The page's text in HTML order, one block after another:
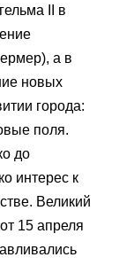
II в
а в
новых
города:
поля.
до
интерес к
Великий
15 апреля